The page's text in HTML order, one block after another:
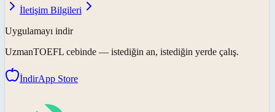
İletişim Bilgileri
Uygulamayı indir
UzmanTOEFL cebinde — istediğin an, istediğin yerde çalış.
İndirApp Store